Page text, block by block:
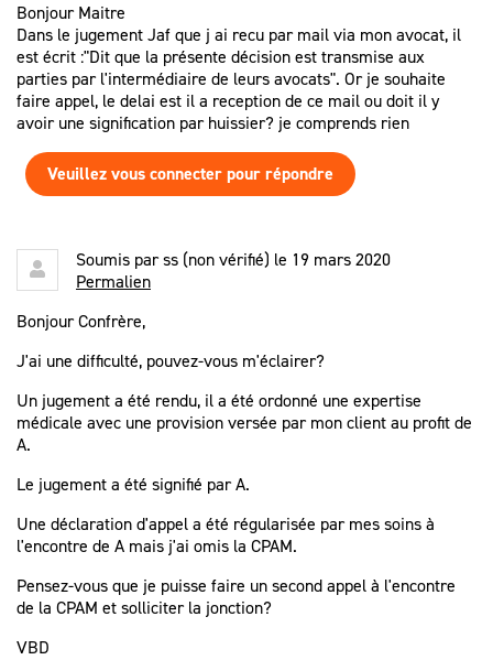
Bonjour Maitre
Dans le jugement Jaf que j ai recu par mail via mon avocat, il
est écrit :"Dit que la présente décision est transmise aux
parties par l'intermédiaire de leurs avocats". Or je souhaite
faire appel, le delai est il a reception de ce mail ou doit il y
avoir une signification par huissier? je comprends rien
Veuillez vous connecter pour répondre
Soumis parss (non vérifié) le 19 mars 2020
Permalien
Bonjour Confrère,
J'ai une difficulté, pouvez-vous m'éclairer?
Un jugement a été rendu, il a été ordonné une expertise
médicale avec une provision versée par mon client au profit de
A.
Le jugement a été signifié par A.
Une déclaration d'appel a été régularisée par mes soins à
l'encontre de A mais j'ai omis la CPAM.
Pensez-vous que je puisse faire un second appel à l'encontre
de la CPAM et solliciter la jonction?
VBD